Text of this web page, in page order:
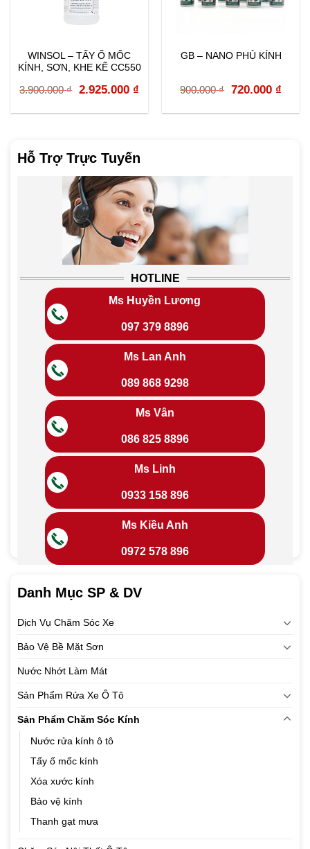
Hỗ Trợ Trực Tuyến
HOTLINE
Ms Huyền Lương
097 379 8896
Ms Lan Anh
089 868 9298
Ms Vân
086 825 8896
Ms Linh
0933 158 896
Ms Kiều Anh
0972 578 896
Danh Mục SP & DV
Dịch Vụ Chăm Sóc Xe
Bảo Vệ Bề Mặt Sơn
Nước Nhớt Làm Mát
Sản Phẩm Rửa Xe Ô Tô
Sản Phẩm Chăm Sóc Kính
Nước rửa kính ô tô
Tẩy ố mốc kính
Xóa xước kính
Bảo vệ kính
Thanh gạt mưa
WINSOL – TẨY Ố MỐC
KÍNH, SƠN, KHE KẼ CC550
3.900.000₫ Original
2.925.000 ₫Current
GB – NANO PHỦ KÍNH
900.000₫ Original
720.000 ₫